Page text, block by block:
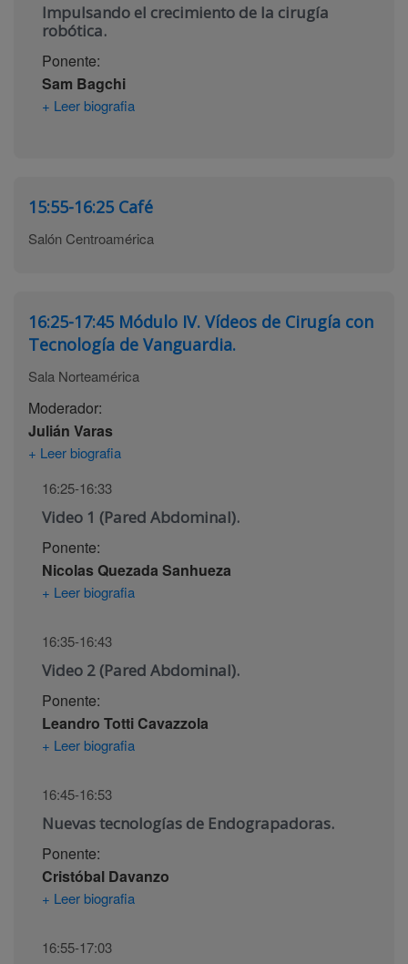
Impulsando el crecimiento de la cirugía
robótica.
Ponente:
Sam Bagchi
+ Leer biografia
15:55-16:25 Café
Salón Centroamérica
16:25-17:45 Módulo IV. Vídeos de Cirugía con
Tecnología de Vanguardia.
Sala Norteamérica
Moderador:
Julián Varas
+ Leer biografia
16:25-16:33
Video 1 (Pared Abdominal).
Ponente:
Nicolas Quezada Sanhueza
+ Leer biografia
16:35-16:43
Video 2 (Pared Abdominal).
Ponente:
Leandro Totti Cavazzola
+ Leer biografia
16:45-16:53
Nuevas tecnologías de Endograpadoras.
Ponente:
Cristóbal Davanzo
+ Leer biografia
16:55-17:03